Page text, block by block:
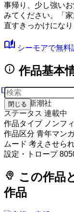
事帰り、少し強い
みてください。「
直すきっかけになり
auto_stories シーモアで無料
info 作品基本
作者
出版社 新潮社
ステータス 連載中
作品タイプ ノンフ
作品区分 青年マン
ムード 考えさせら
設定・トロープ
psychology この作品
作品
閉じる